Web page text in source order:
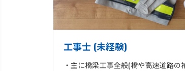
工事士 (未経験)